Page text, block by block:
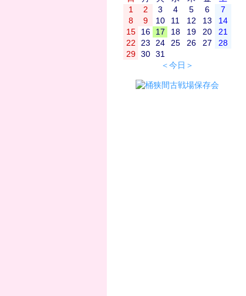
1
2 3 4 5 6
7
8
9 10 11 12 13
14
15
16 17 18 19 20
21
22
23 24 25 26 27
28
29
30
31
＜今日＞